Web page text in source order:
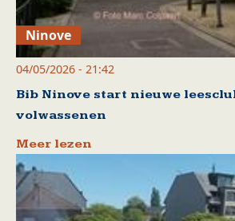
Ninove
04/05/2026 - 21:42
Bib Ninove start nieuwe
volwassenen
Meer lezen